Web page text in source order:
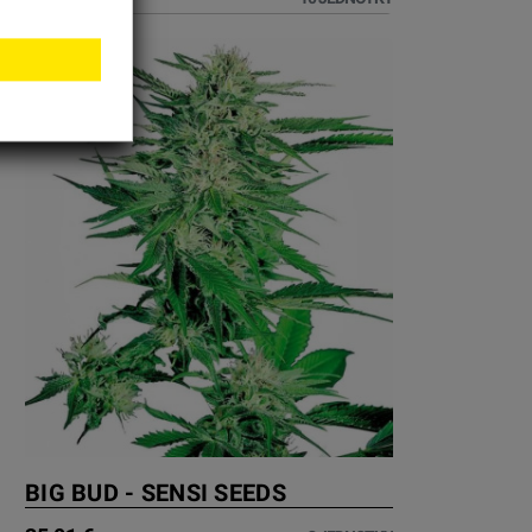
BIG BUD - SENSI SEEDS